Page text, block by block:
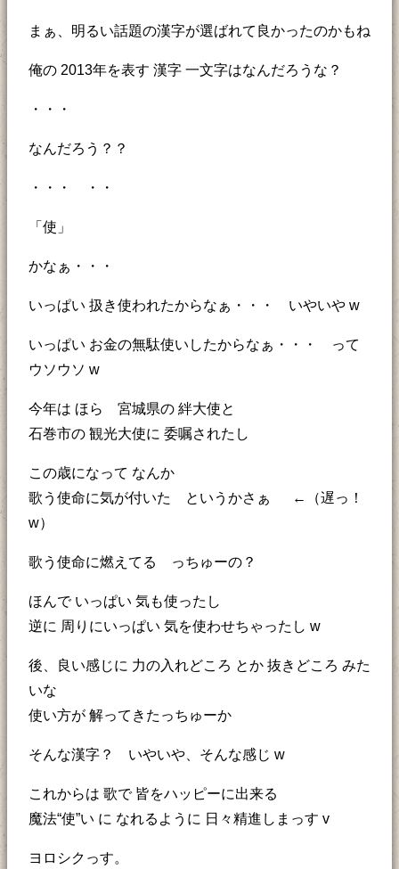
まぁ、明るい話題の漢字が選ばれて良かったのかもね
俺の 2013年を表す 漢字 一文字はなんだろうな？
・・・
なんだろう？？
・・・ ・・
「使」
かなぁ・・・
いっぱい 扱き使われたからなぁ・・・ いやいや w
いっぱい お金の無駄使いしたからなぁ・・・ って
ウソウソ w
今年は ほら 宮城県の 絆大使と
石巻市の 観光大使に 委嘱されたし
この歳になって なんか
歌う使命に気が付いた というかさぁ ←（遅っ！
w）
歌う使命に燃えてる っちゅーの？
ほんで いっぱい 気も使ったし
逆に 周りにいっぱい 気を使わせちゃったし w
後、良い感じに 力の入れどころ とか 抜きどころ みた
いな
使い方が 解ってきたっちゅーか
そんな漢字？ いやいや、そんな感じ w
これからは 歌で 皆をハッピーに出来る
魔法“使”い に なれるように 日々精進しまっす v
ヨロシクっす。